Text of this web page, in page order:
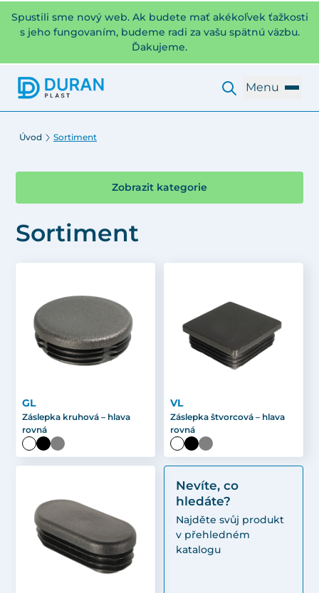
Spustili sme nový web. Ak budete mať akékoľvek ťažkosti
s jeho fungovaním, budeme radi za vašu spätnú väzbu.
Ďakujeme.
Menu
Úvod Sortiment
Zobrazit kategorie
Sortiment
GL
Záslepka kruhová – hlava
rovná
VL
Záslepka štvorcová – hlava
rovná
Nevíte, co
hledáte?
Najděte svůj produkt
v přehledném
katalogu